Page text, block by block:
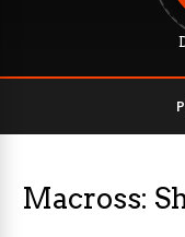
Macross: